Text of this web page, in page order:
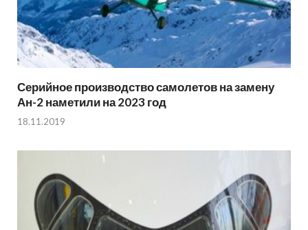
Серийное производство самолетов на замену
Ан-2 наметили на 2023 год
18.11.2019